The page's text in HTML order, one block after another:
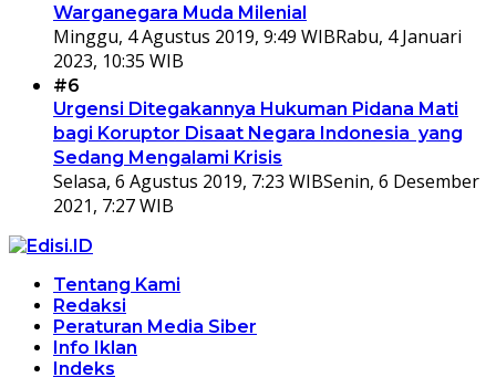
Warganegara Muda Milenial
Minggu, 4 Agustus 2019, 9:49 WIBRabu, 4 Januari
2023, 10:35 WIB
#6
Urgensi Ditegakannya Hukuman Pidana Mati
bagi Koruptor Disaat Negara Indonesia yang
Sedang Mengalami Krisis
Selasa, 6 Agustus 2019, 7:23 WIBSenin, 6 Desember
2021, 7:27 WIB
Tentang Kami
Redaksi
Peraturan Media Siber
Info Iklan
Indeks